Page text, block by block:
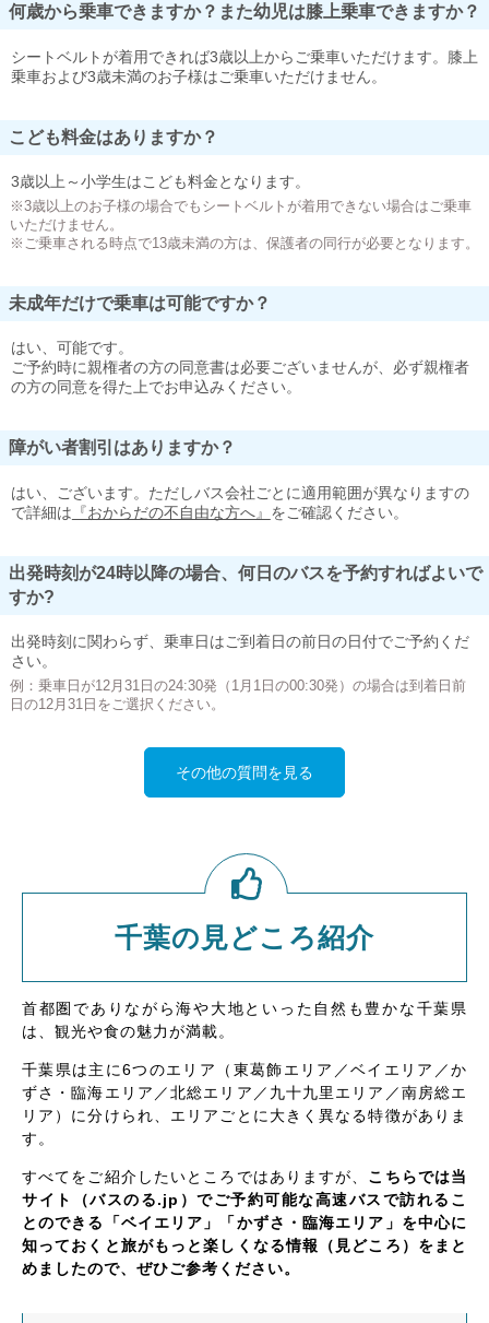
何歳から乗車できますか？また幼児は膝上乗車できますか？
シートベルトが着用できれば3歳以上からご乗車いただけます。膝上
乗車および3歳未満のお子様はご乗車いただけません。
こども料金はありますか？
3歳以上～小学生はこども料金となります。
※3歳以上のお子様の場合でもシートベルトが着用できない場合はご乗車
いただけません。
※ご乗車される時点で13歳未満の方は、保護者の同行が必要となります。
未成年だけで乗車は可能ですか？
はい、可能です。
ご予約時に親権者の方の同意書は必要ございませんが、必ず親権者
の方の同意を得た上でお申込みください。
障がい者割引はありますか？
はい、ございます。ただしバス会社ごとに適用範囲が異なりますの
で詳細は 『おからだの不自由な方へ』 をご確認ください。
出発時刻が24時以降の場合、何日のバスを予約すればよいで
すか?
出発時刻に関わらず、乗車日はご到着日の前日の日付でご予約くだ
さい。
例：乗車日が12月31日の24:30発（1月1日の00:30発）の場合は到着日前
日の12月31日をご選択ください。
その他の質問を見る
千葉の見どころ紹介
首都圏でありながら海や大地といった自然も豊かな千葉県
は、観光や食の魅力が満載。
千葉県は主に6つのエリア（東葛飾エリア／ベイエリア／か
ずさ・臨海エリア／北総エリア／九十九里エリア／南房総エ
リア）に分けられ、エリアごとに大きく異なる特徴がありま
す。
すべてをご紹介したいところではありますが、 こちらでは当
サイト（バスのる.jp）でご予約可能な高速バスで訪れるこ
とのできる「ベイエリア」「かずさ・臨海エリア」を中心に
知っておくと旅がもっと楽しくなる情報（見どころ）をまと
めましたので、ぜひご参考ください。